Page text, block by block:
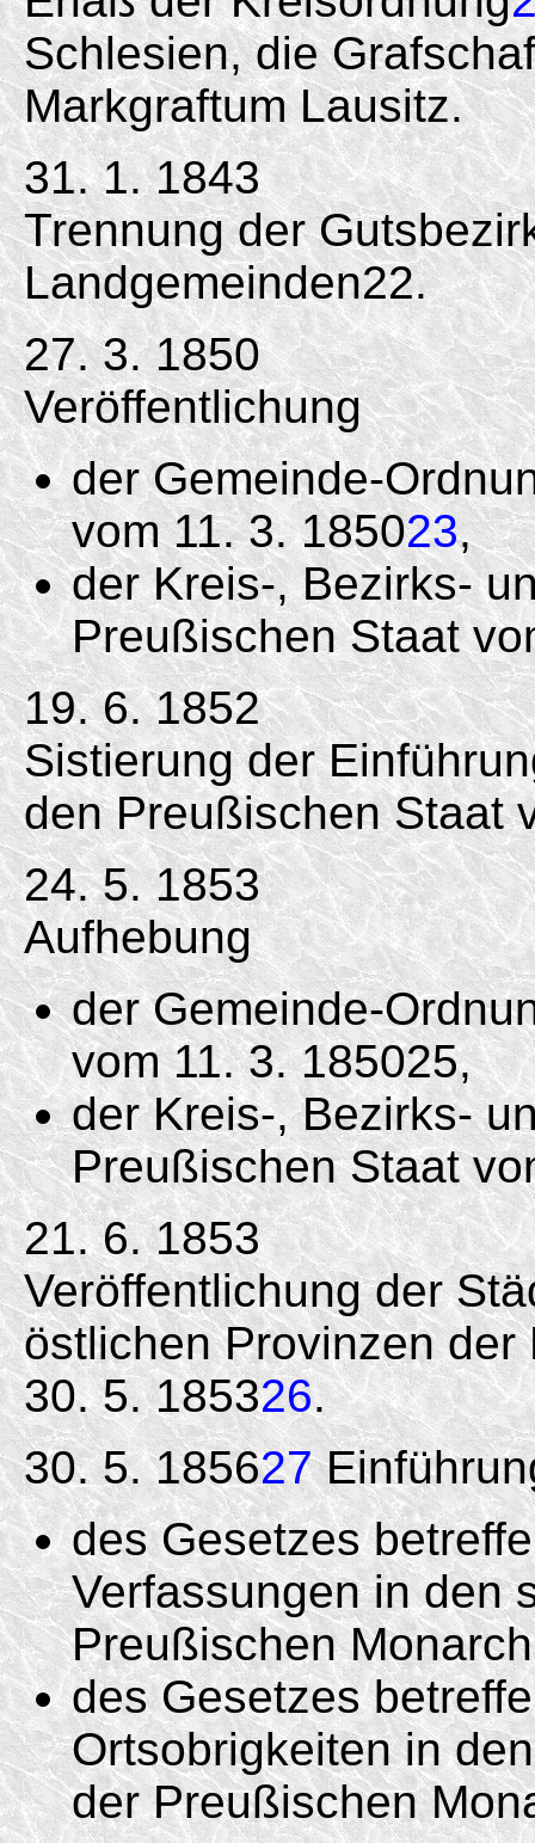
Schlesien, die
Markgraftum Lausitz.
31. 1. 1843
Trennung der
Landgemeinden22.
27. 3. 1850
Veröffentlichung
der Gemeinde-
vom 11. 3. 185023,
der Kreis-, Bezirks-
Preußischen Staat
19. 6. 1852
Sistierung der
den Preußischen Staat
24. 5. 1853
Aufhebung
der Gemeinde-
vom 11. 3. 185025,
der Kreis-, Bezirks-
Preußischen Staat
21. 6. 1853
Veröffentlichung der
östlichen Provinzen
30. 5. 185326.
30. 5. 185627
des Gesetzes
Verfassungen in den
Preußischen
des Gesetzes
Ortsobrigkeiten in
der Preußischen